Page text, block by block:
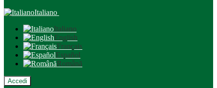
Italiano
Italiano
English
Français
Español
Română
Accedi